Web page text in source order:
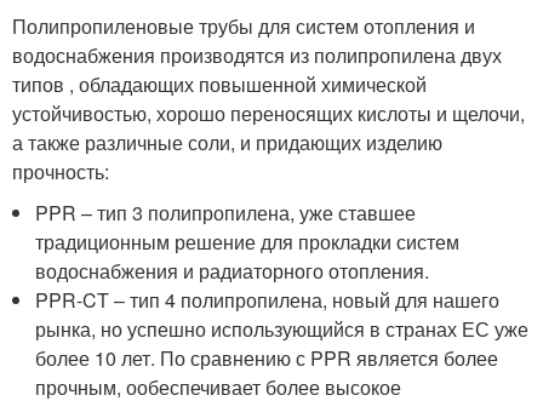
Полипропиленовые трубы для систем отопления и
водоснабжения производятся из полипропилена двух
типов , обладающих повышенной химической
устойчивостью, хорошо переносящих кислоты и щелочи,
а также различные соли, и придающих изделию
прочность:
PPR – тип 3 полипропилена, уже ставшее
традиционным решение для прокладки систем
водоснабжения и радиаторного отопления.
PPR-CT – тип 4 полипропилена, новый для нашего
рынка, но успешно использующийся в странах ЕС уже
более 10 лет. По сравнению с PPR является более
прочным, ообеспечивает более высокое